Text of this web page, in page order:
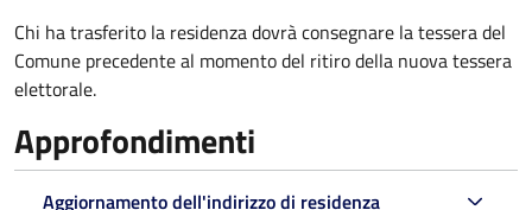
Chi ha trasferito la residenza dovrà consegnare la tessera del
Comune precedente al momento del ritiro della nuova tessera
elettorale.
Approfondimenti
Aggiornamento dell'indirizzo di residenza